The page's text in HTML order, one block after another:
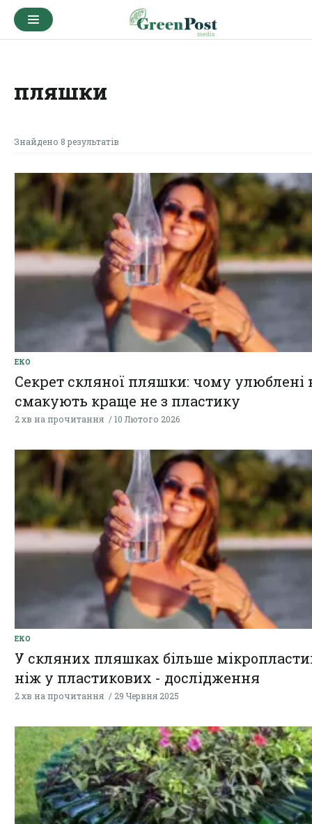
пляшки
Знайдено 8 результатів
ЕКО
Секрет скляної пляшки: чому улюблені
смакують краще не з пластику
2 хв на прочитання 10 Лютого 2026
ЕКО
У скляних пляшках більше
ніж у пластикових - дослідження
2 хв на прочитання 29 Червня 2025